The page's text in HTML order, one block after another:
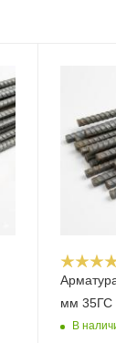
мм 35ГС
В